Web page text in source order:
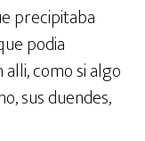
precipitaba
podia
como si algo
sus duendes,